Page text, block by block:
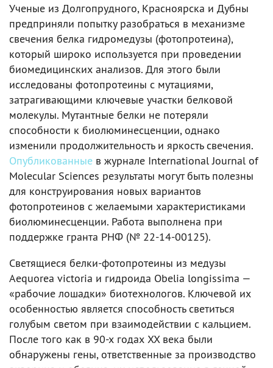
Ученые из Долгопрудного, Красноярска и Дубны
предприняли попытку разобраться в механизме
свечения белка гидромедузы (фотопротеина),
который широко используется при проведении
биомедицинских анализов. Для этого были
исследованы фотопротеины с мутациями,
затрагивающими ключевые участки белковой
молекулы. Мутантные белки не потеряли
способности к биолюминесценции, однако
изменили продолжительность и яркость свечения.
Опубликованные в журнале International Journal of
Molecular Sciences результаты могут быть полезны
для конструирования новых вариантов
фотопротеинов с желаемыми характеристиками
биолюминесценции. Работа выполнена при
поддержке гранта РНФ (№ 22-14-00125).
Светящиеся белки-фотопротеины из медузы
Aequorea victoria и гидроида Obelia longissima —
«рабочие лошадки» биотехнологов. Ключевой их
особенностью является способность светиться
голубым светом при взаимодействии с кальцием.
После того как в 90-х годах XX века были
обнаружены гены, ответственные за производство